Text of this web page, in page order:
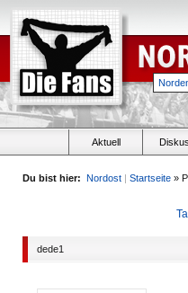
Aktuell
Du bist hier: Nordost | Startseite »
dede1